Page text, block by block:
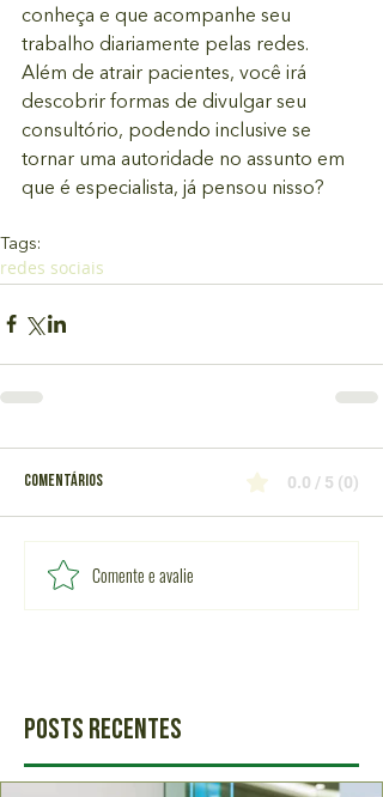
conheça e que acompanhe seu
trabalho diariamente pelas redes.
Além de atrair pacientes, você irá
descobrir formas de divulgar seu
consultório, podendo inclusive se
tornar uma autoridade no assunto em
que é especialista, já pensou nisso?
Tags:
redes sociais
Comentários 0.0 / 5 (0)
Comente e avalie
Posts Recentes